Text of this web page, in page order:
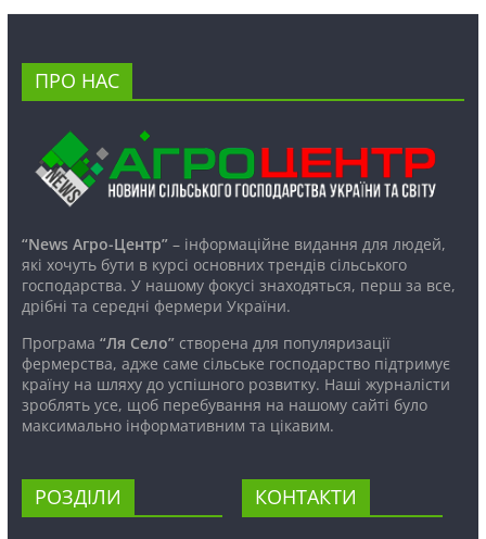
ПРО НАС
“News Агро-Центр”– інформаційне видання для людей,
які хочуть бути в курсі основних трендів сільського
господарства. У нашому фокусі знаходяться, перш за все,
дрібні та середні фермери України.
Програма “Ля Село”створена для популяризації
фермерства, адже саме сільське господарство підтримує
країну на шляху до успішного розвитку. Наші журналісти
зроблять усе, щоб перебування на нашому сайті було
максимально інформативним та цікавим.
РОЗДІЛИ КОНТАКТИ